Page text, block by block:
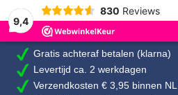
9,4
830 Reviews
Gratis achteraf betalen (klarna)
Levertijd ca. 2 werkdagen
Verzendkosten € 3,95 binnen NL